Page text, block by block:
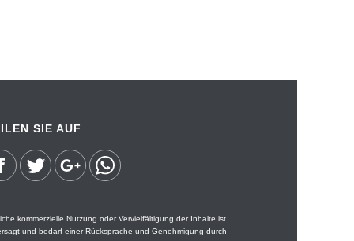
SIE AUF
kommerzielle Nutzung oder Vervielfältigung der Inhalte ist
und bedarf einer Rücksprache und Genehmigung durch